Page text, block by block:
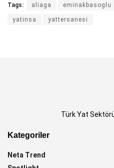
Tags: aliaga eminakbasoglu
yatinsa yattersanesi
Türk Yat
Kategoriler
Neta Trend